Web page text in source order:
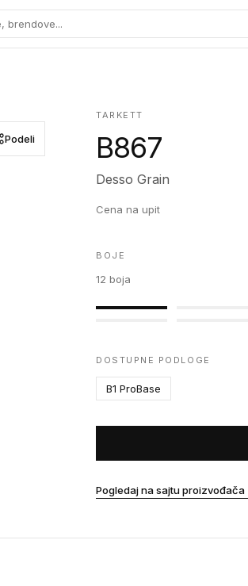
brendove...
Podeli
TARKETT
B867
Desso Grain
Cena na upit
BOJE
12 boja
DOSTUPNE PODLOGE
B1 ProBase
Pogledaj na sajtu proizvođača